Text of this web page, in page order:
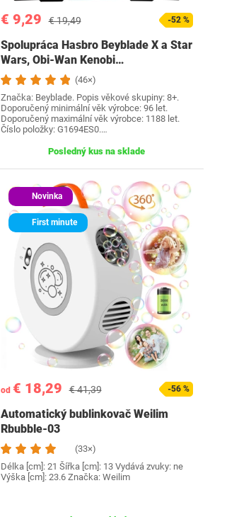
€ 9,29 € 19,49 -52 %
Spolupráca Hasbro Beyblade X a Star
Wars, Obi-Wan Kenobi…
(46×)
Značka: Beyblade. Popis věkové skupiny: 8+.
Doporučený minimální věk výrobce: 96 let.
Doporučený maximální věk výrobce: 1188 let.
Číslo položky: G1694ES0.…
Posledný kus na sklade
Novinka
First minute
od € 18,29 € 41,39 -56 %
Automatický bublinkovač Weilim
‎Rbubble-03
(33×)
Délka [cm]: 21 Šířka [cm]: 13 Vydává zvuky: ne
Výška [cm]: 23.6 Značka: Weilim